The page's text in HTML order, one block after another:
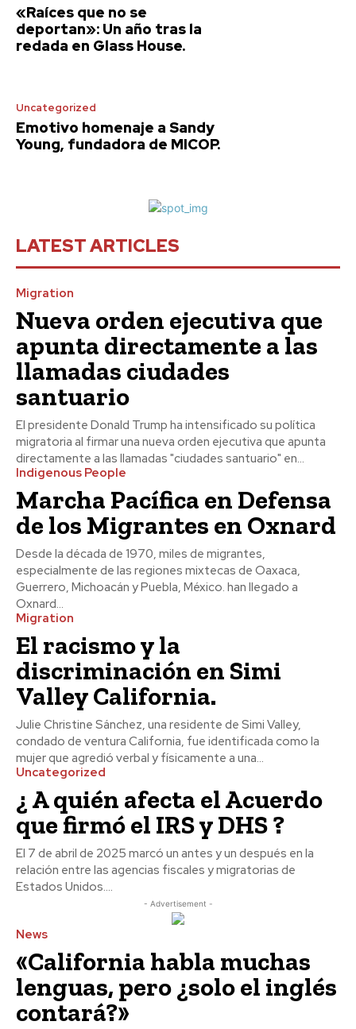
«Raíces que no se
deportan»: Un año tras la
redada en Glass House.
Uncategorized
Emotivo homenaje a Sandy
Young, fundadora de MICOP.
LATEST ARTICLES
Migration
Nueva orden ejecutiva que
apunta directamente a las
llamadas ciudades
santuario
​El presidente Donald Trump ha intensificado su política
migratoria al firmar una nueva orden ejecutiva que apunta
directamente a las llamadas "ciudades santuario" en...
Indigenous People
Marcha Pacífica en Defensa
de los Migrantes en Oxnard
Desde la década de 1970, miles de migrantes,
especialmente de las regiones mixtecas de Oaxaca,
Guerrero, Michoacán y Puebla, México. han llegado a
Oxnard...
Migration
El racismo y la
discriminación en Simi
Valley California.
Julie Christine Sánchez, una residente de Simi Valley,
condado de ventura California, fue identificada como la
mujer que agredió verbal y físicamente a una...
Uncategorized
¿ A quién afecta el Acuerdo
que firmó el IRS y DHS ?
El 7 de abril de 2025 marcó un antes y un después en la
relación entre las agencias fiscales y migratorias de
Estados Unidos....
- Advertisement -
News
«California habla muchas
lenguas, pero ¿solo el inglés
contará?»